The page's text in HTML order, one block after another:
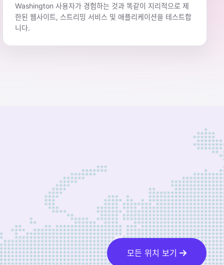
Washington 사용자가 경험하는 것과 똑같이 지리적으로 제
한된 웹사이트, 스트리밍 서비스 및 애플리케이션을 테스트합
니다.
모든 위치 보기